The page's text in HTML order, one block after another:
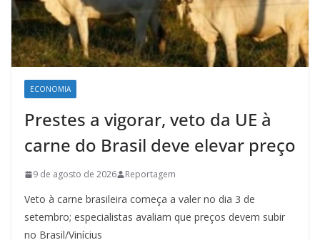
ECONOMIA
Prestes a vigorar, veto da UE à
carne do Brasil deve elevar preço
9 de agosto de 2026 Reportagem
Veto à carne brasileira começa a valer no dia 3 de
setembro; especialistas avaliam que preços devem subir
no Brasil/Vinícius